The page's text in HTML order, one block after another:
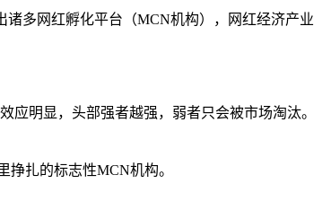
多网红孵化平台（MCN机构），网红经济产业
明显，头部强者越强，弱者只会被市场淘汰。
扎的标志性MCN机构。